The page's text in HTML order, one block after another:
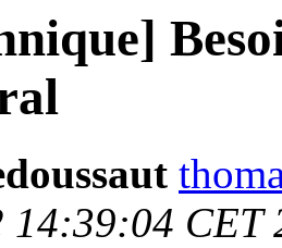
14:39:04 CET